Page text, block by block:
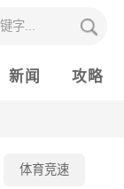
新闻 攻略
体育竞速